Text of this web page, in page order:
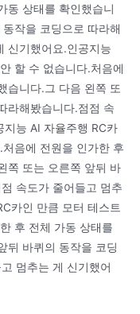
동 상태를 확인했습니
작을 코딩으로 따라해
신기했어요.인공지능
할 수 없습니다.처음에
습니다.그 다음 왼쪽 또
라해봤습니다.점점 속
지능 AI 자율주행 RC카
음에 전원을 인가한 후
쪽 또는 오른쪽 앞뒤 바
속도가 줄어들고 멈추
카인 만큼 모터 테스트
후 전체 가동 상태를
뒤 바퀴의 동작을 코딩
멈추는 게 신기했어